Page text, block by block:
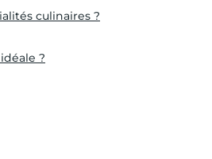
culinaires ?
?